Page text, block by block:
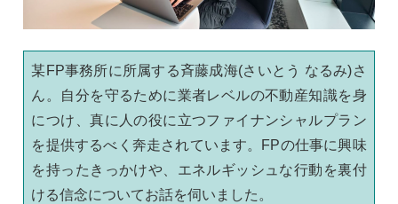
某FP事務所に所属する斉藤成海(さいとう なるみ)さ
ん。自分を守るために業者レベルの不動産知識を身
につけ、真に人の役に立つファイナンシャルプラン
を提供するべく奔走されています。FPの仕事に興味
を持ったきっかけや、エネルギッシュな行動を裏付
ける信念についてお話を伺いました。